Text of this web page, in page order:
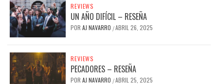
REVIEWS
UN AÑO DIFÍCIL – RESEÑA
POR AJ NAVARRO /ABRIL 26, 2025
REVIEWS
PECADORES – RESEÑA
POR AJ NAVARRO /ABRIL 25, 2025